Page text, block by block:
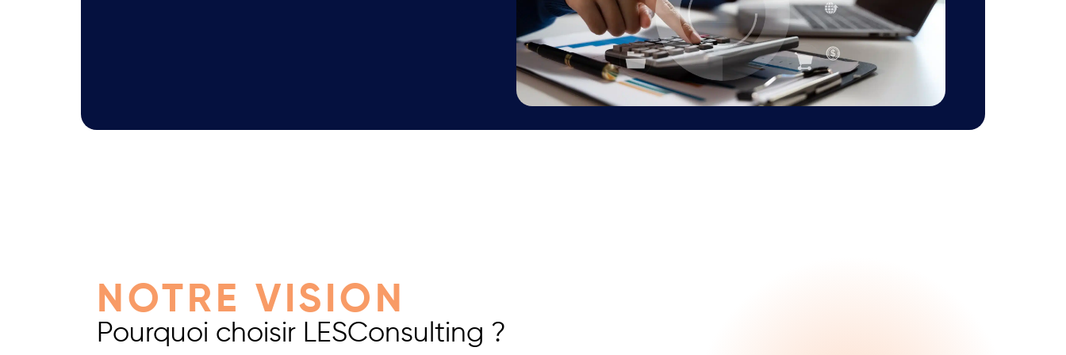
NOTRE VISION
Pourquoi choisir LESConsulting ?